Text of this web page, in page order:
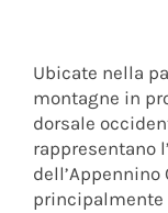
Ubicate nella
montagne in
dorsale
rappresentano
principalmente